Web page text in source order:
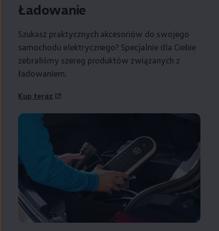
Ładowanie
Szukasz praktycznych akcesoriów do swojego
samochodu elektrycznego? Specjalnie dla Ciebie
zebraliśmy szereg produktów związanych z
ładowaniem.
Kup teraz